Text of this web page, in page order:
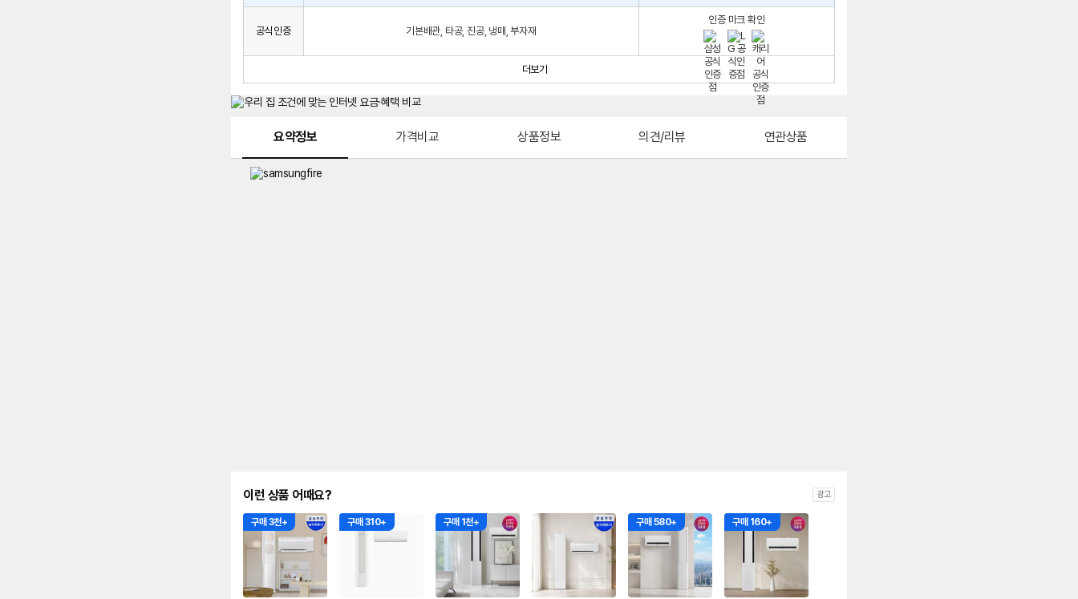
구
시
생
치
비
컨
설
공식인증 기본배관, 타공, 진공, 냉매, 부자재
인증 마크 확인
더보기
요약정보 가격비교 상품정보 의견/리뷰 연관상품
이런 상품 어때요? 광고
구매 3천+ 구매 310+ 구매 1천+ 구매 580+ 구매 160+